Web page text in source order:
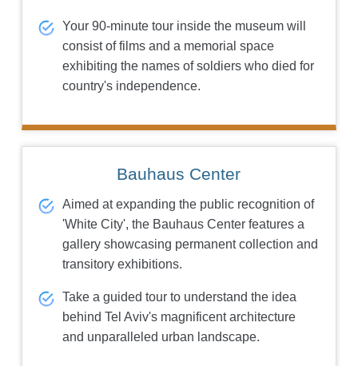
Your 90-minute tour inside the museum will
consist of films and a memorial space
exhibiting the names of soldiers who died for
country's independence.
Bauhaus Center
Aimed at expanding the public recognition of
'White City', the Bauhaus Center features a
gallery showcasing permanent collection and
transitory exhibitions.
Take a guided tour to understand the idea
behind Tel Aviv's magnificent architecture
and unparalleled urban landscape.